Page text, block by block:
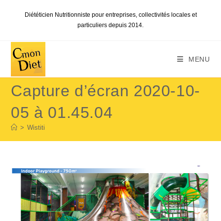
Diététicien Nutritionniste pour entreprises, collectivités locales et
particuliers depuis 2014.
MENU
Capture d’écran 2020-10-
05 à 01.45.04
> Wistiti